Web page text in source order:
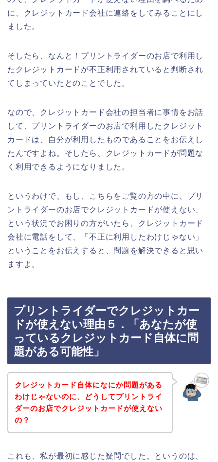
に、クレジットカード会社に連絡をしてみることにし
ました。
そしたら、なんと！プリントライダーのお店で利用し
たクレジットカードが不正利用されていると判断され
てしまっていたとのことでした。
なので、クレジットカード会社の担当者に事情をお話
して、プリントライダーのお店で利用したクレジット
カードは、自分が利用したものであることをお伝えし
たんですよね。そしたら、クレジットカードが問題な
く利用できるようになりました。
というわけで、もし、こちらをご覧の方の中に、プリ
ントライダーのお店でクレジットカードが使えない、
という状況でお困りの方がいたら、クレジットカード
会社に電話をして、「不正に利用したわけじゃない」
ということをお伝えすると、問題を解決できると思い
ますよ。
プリントライダーでクレジットカー
ドが使えない理由５．「あなたが使
っているクレジットカード自体に問
題がある可能性」
クレジットカード自体になにか問題がある
わけじゃないのに、どうしてプリントライ
ダーのお店でクレジットカードが使えない
の？
これも、私が最初に感じた疑問でした。というのは、